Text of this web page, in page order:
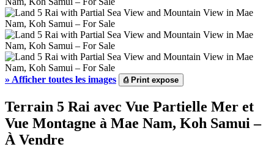
» Afficher toutes les images ⎙Print expose
Terrain 5 Rai avec Vue Partielle Mer et
Vue Montagne à Mae Nam, Koh Samui –
À Vendre